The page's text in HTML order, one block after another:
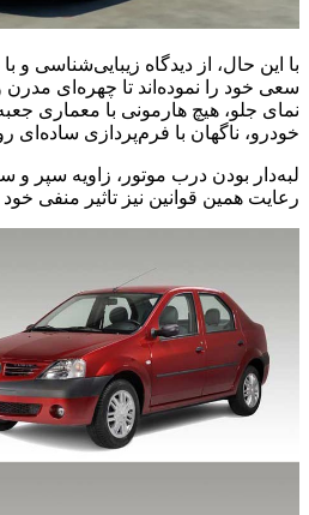
سعی خود را نموده‌اند تا چهره‌ای مدرن
خودرو، ناگهان با فرم‌پردازی
رعایت همین قوانین نیز تاثیر منفی